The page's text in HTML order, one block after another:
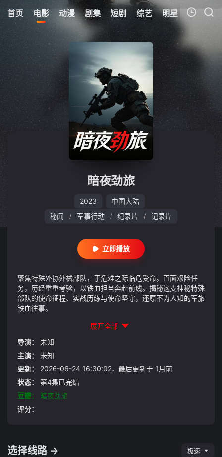
首页 电影 动漫 剧集 短剧 综艺 明星 周表
我的观影记录
暂无观看影片的记录
暗夜劲旅
2023
中国大陆
秘闻
/ 军事行动 / 纪录片 / 记录片
立即播放
聚焦特殊外协外械部队，于危难之际临危受命。直面艰险任
务，历经重重考验，以铁血担当奔赴前线。揭秘这支神秘特殊
部队的使命征程、实战历练与使命坚守，还原不为人知的军旅
铁血往事。
展开全部
导演：
未知
主演：
未知
更新：
2026-06-24 16:30:02，最后更新于 1月前
状态：
第4集已完结
豆瓣：
暗夜劲旅
评分：
选择线路 → 极速